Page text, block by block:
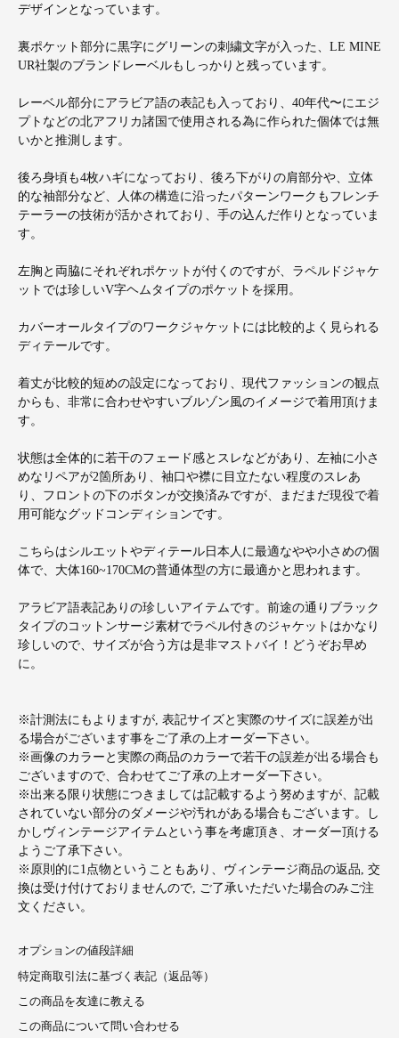
デザインとなっています。
裏ポケット部分に黒字にグリーンの刺繍文字が入った、LE MINE
UR社製のブランドレーベルもしっかりと残っています。
レーベル部分にアラビア語の表記も入っており、40年代〜にエジ
プトなどの北アフリカ諸国で使用される為に作られた個体では無
いかと推測します。
後ろ身頃も4枚ハギになっており、後ろ下がりの肩部分や、立体
的な袖部分など、人体の構造に沿ったパターンワークもフレンチ
テーラーの技術が活かされており、手の込んだ作りとなっていま
す。
左胸と両脇にそれぞれポケットが付くのですが、ラペルドジャケ
ットでは珍しいV字ヘムタイプのポケットを採用。
カバーオールタイプのワークジャケットには比較的よく見られる
ディテールです。
着丈が比較的短めの設定になっており、現代ファッションの観点
からも、非常に合わせやすいブルゾン風のイメージで着用頂けま
す。
状態は全体的に若干のフェード感とスレなどがあり、左袖に小さ
めなリペアが2箇所あり、袖口や襟に目立たない程度のスレあ
り、フロントの下のボタンが交換済みですが、まだまだ現役で着
用可能なグッドコンディションです。
こちらはシルエットやディテール日本人に最適なやや小さめの個
体で、大体160~170CMの普通体型の方に最適かと思われます。
アラビア語表記ありの珍しいアイテムです。前途の通りブラック
タイプのコットンサージ素材でラペル付きのジャケットはかなり
珍しいので、サイズが合う方は是非マストバイ！どうぞお早め
に。
※計測法にもよりますが, 表記サイズと実際のサイズに誤差が出
る場合がございます事をご了承の上オーダー下さい。
※画像のカラーと実際の商品のカラーで若干の誤差が出る場合も
ございますので、合わせてご了承の上オーダー下さい。
※出来る限り状態につきましては記載するよう努めますが、記載
されていない部分のダメージや汚れがある場合もございます。し
かしヴィンテージアイテムという事を考慮頂き、オーダー頂ける
ようご了承下さい。
※原則的に1点物ということもあり、ヴィンテージ商品の返品, 交
換は受け付けておりませんので, ご了承いただいた場合のみご注
文ください。
オプションの値段詳細
特定商取引法に基づく表記（返品等）
この商品を友達に教える
この商品について問い合わせる